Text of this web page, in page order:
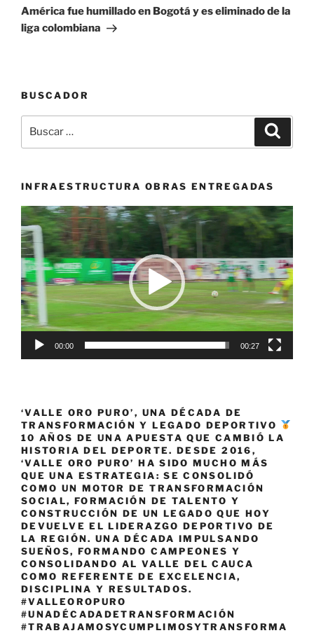
entrada
América fue humillado en Bogotá y es eliminado de la
liga colombiana
BUSCADOR
por:
INFRAESTRUCTURA OBRAS ENTREGADAS
Reproductor
de
vídeo
00:00 00:27
‘VALLE ORO PURO’, UNA DÉCADA DE
TRANSFORMACIÓN Y LEGADO DEPORTIVO
10 AÑOS DE UNA APUESTA QUE CAMBIÓ LA
HISTORIA DEL DEPORTE. DESDE 2016,
‘VALLE ORO PURO’ HA SIDO MUCHO MÁS
QUE UNA ESTRATEGIA: SE CONSOLIDÓ
COMO UN MOTOR DE TRANSFORMACIÓN
SOCIAL, FORMACIÓN DE TALENTO Y
CONSTRUCCIÓN DE UN LEGADO QUE HOY
DEVUELVE EL LIDERAZGO DEPORTIVO DE
LA REGIÓN. UNA DÉCADA IMPULSANDO
SUEÑOS, FORMANDO CAMPEONES Y
CONSOLIDANDO AL VALLE DEL CAUCA
COMO REFERENTE DE EXCELENCIA,
DISCIPLINA Y RESULTADOS.
#VALLEOROPURO
#UNADÉCADADETRANSFORMACIÓN
#TRABAJAMOSYCUMPLIMOSYTRANSFORMA